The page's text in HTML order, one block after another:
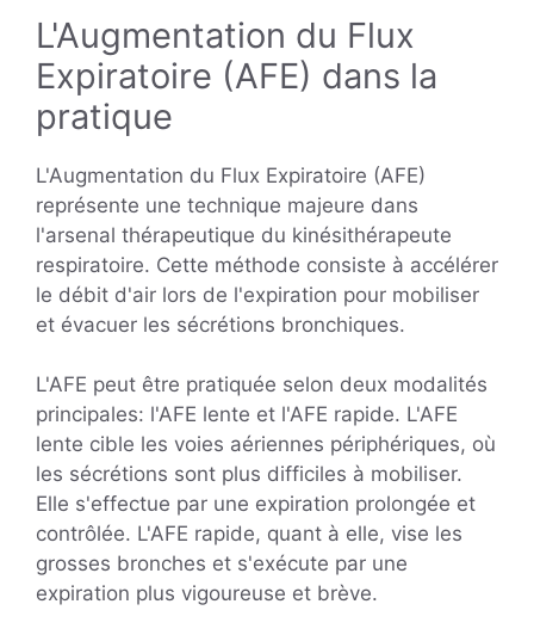
L'Augmentation du Flux
Expiratoire (AFE) dans la
pratique
L'Augmentation du Flux Expiratoire (AFE)
représente une technique majeure dans
l'arsenal thérapeutique du kinésithérapeute
respiratoire. Cette méthode consiste à accélérer
le débit d'air lors de l'expiration pour mobiliser
et évacuer les sécrétions bronchiques.
L'AFE peut être pratiquée selon deux modalités
principales: l'AFE lente et l'AFE rapide. L'AFE
lente cible les voies aériennes périphériques, où
les sécrétions sont plus difficiles à mobiliser.
Elle s'effectue par une expiration prolongée et
contrôlée. L'AFE rapide, quant à elle, vise les
grosses bronches et s'exécute par une
expiration plus vigoureuse et brève.